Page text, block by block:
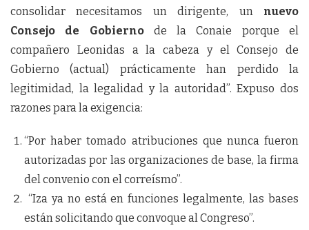
consolidar necesitamos un dirigente, un nuevo
Consejo de Gobiernode la Conaie porque el
compañero Leonidas a la cabeza y el Consejo de
Gobierno (actual) prácticamente han perdido la
legitimidad, la legalidad y la autoridad”. Expuso dos
razones para la exigencia:
“Por haber tomado atribuciones que nunca fueron
autorizadas por las organizaciones de base, la firma
del convenio con el correísmo”.
“Iza ya no está en funciones legalmente, las bases
están solicitando que convoque al Congreso”.